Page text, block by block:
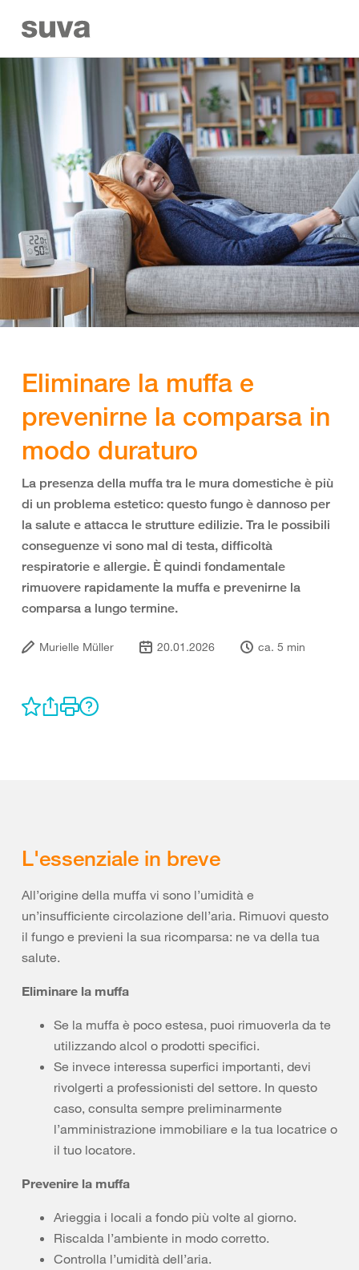
Eliminare la muffa e
prevenirne la comparsa in
modo duraturo
La presenza della muffa tra le mura domestiche è più
di un problema estetico: questo fungo è dannoso per
la salute e attacca le strutture edilizie. Tra le possibili
conseguenze vi sono mal di testa, difficoltà
respiratorie e allergie. È quindi fondamentale
rimuovere rapidamente la muffa e prevenirne la
comparsa a lungo termine.
Murielle Müller 20.01.2026 ca. 5 min
L'essenziale in breve
All’origine della muffa vi sono l’umidità e
un’insufficiente circolazione dell’aria. Rimuovi questo
il fungo e previeni la sua ricomparsa: ne va della tua
salute.
Eliminare la muffa
Se la muffa è poco estesa, puoi rimuoverla da te
utilizzando alcol o prodotti specifici.
Se invece interessa superfici importanti, devi
rivolgerti a professionisti del settore. In questo
caso, consulta sempre preliminarmente
l’amministrazione immobiliare e la tua locatrice o
il tuo locatore.
Prevenire la muffa
Arieggia i locali a fondo più volte al giorno.
Riscalda l’ambiente in modo corretto.
Controlla l’umidità dell’aria.